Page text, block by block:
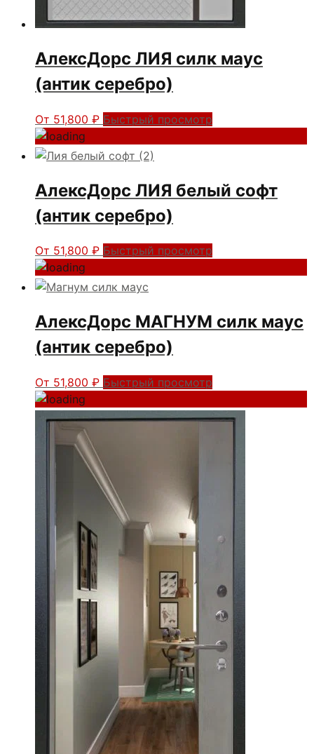
АлексДорс ЛИЯ силк маус
(антик серебро)
От 51,800 ₽ Быстрый просмотр
АлексДорс ЛИЯ белый софт
(антик серебро)
От 51,800 ₽ Быстрый просмотр
АлексДорс МАГНУМ силк маус
(антик серебро)
От 51,800 ₽ Быстрый просмотр